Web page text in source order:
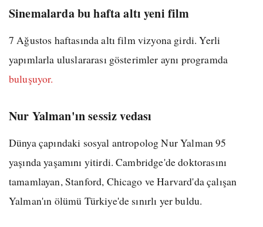
Sinemalarda bu hafta altı yeni film
7 Ağustos haftasında altı film vizyona girdi. Yerli
yapımlarla uluslararası gösterimler aynı programda
buluşuyor.
Nur Yalman'ın sessiz vedası
Dünya çapındaki sosyal antropolog Nur Yalman 95
yaşında yaşamını yitirdi. Cambridge'de doktorasını
tamamlayan, Stanford, Chicago ve Harvard'da çalışan
Yalman'ın ölümü Türkiye'de sınırlı yer buldu.